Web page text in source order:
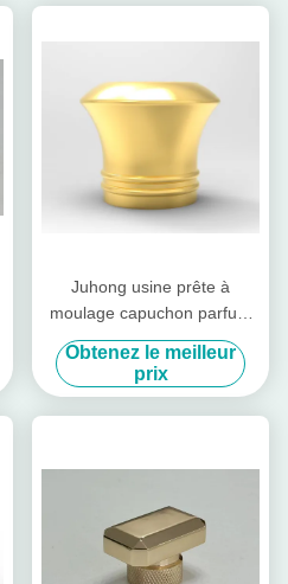
Juhong usine prête à
moulage capuchon parfum
métallique personnalisable
pour les bouteilles de
parfums uniques et
personnalisées
Obtenez le meilleur
prix